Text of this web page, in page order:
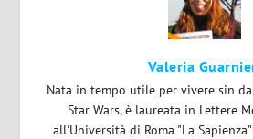
Valeria
Nata in tempo utile per vivere sin
Star Wars, è laureata in Lettere
all'Università di Roma "La